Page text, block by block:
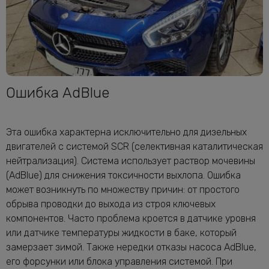
Ошибка AdBlue
Эта ошибка характерна исключительно для дизельных
двигателей с системой SCR (селективная каталитическая
нейтрализация). Система использует раствор мочевины
(AdBlue) для снижения токсичности выхлопа. Ошибка
может возникнуть по множеству причин: от простого
обрыва проводки до выхода из строя ключевых
компонентов. Часто проблема кроется в датчике уровня
или датчике температуры жидкости в баке, который
замерзает зимой. Также нередки отказы насоса AdBlue,
его форсунки или блока управления системой. При